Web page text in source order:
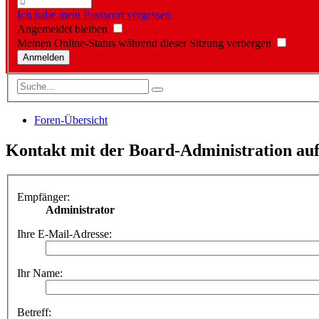
Ich habe mein Passwort vergessen
Angemeldet bleiben
Meinen Online-Status während dieser Sitzung verbergen
Foren-Übersicht
Kontakt mit der Board-Administration
Empfänger:
Administrator
Ihre E-Mail-Adresse:
Ihr Name:
Betreff: